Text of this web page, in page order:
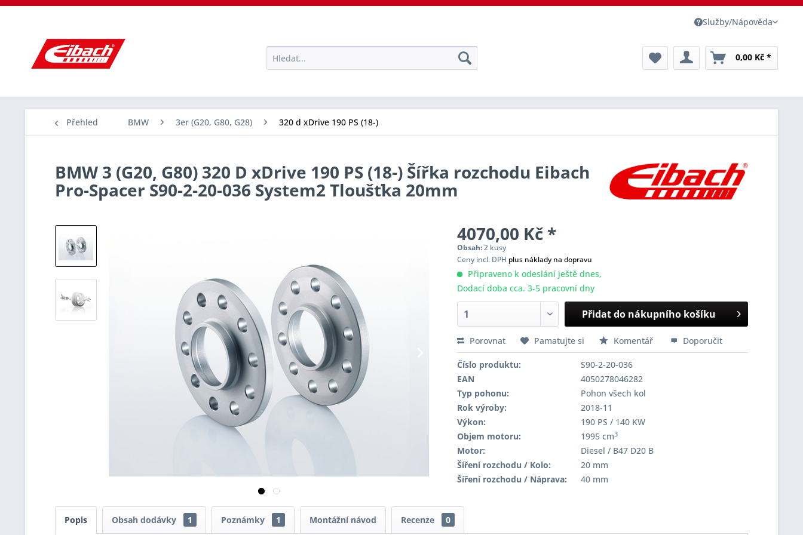
Služby/Nápověda
0,00 Kč *
Přehled BMW 3er (G20, G80, G28) 320 d xDrive 190 PS (18-)
BMW 3 (G20, G80) 320 D xDrive 190 PS (18-) Šířka rozchodu Eibach
Pro-Spacer S90-2-20-036 System2 Tloušťka 20mm
4070,00 Kč *
Obsah:2 kusy
Ceny incl. DPH plus náklady na dopravu
Připraveno k odeslání ještě dnes,
Dodací doba cca. 3-5 pracovní dny
Přidat do nákupního košíku
Porovnat Pamatujte si Komentář Doporučit
Číslo produktu:
S90-2-20-036
EAN
4050278046282
Typ pohonu:
Pohon všech kol
Rok výroby:
2018-11
Výkon:
190 PS / 140 KW
Objem motoru:
1995 cm3
Motor:
Diesel / B47 D20 B
Šíření rozchodu / Kolo:
20 mm
Šíření rozchodu / Náprava:
40 mm
Popis Obsah dodávky 1 Poznámky 1 Montážní návod Recenze 0